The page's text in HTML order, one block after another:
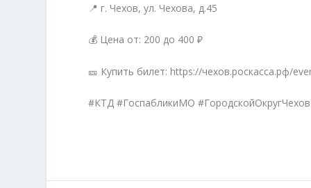
📍 г. Чехов, ул. Чехова, д.45
💰 Цена от: 200 до 400 ₽
🎫 Купить билет: https://чехов.роскасса.рф/
#КТД #ГоспабликиМО #ГородскойОкругЧехов